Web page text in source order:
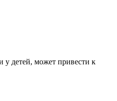
у детей, может привести к